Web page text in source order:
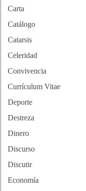
Carta
Catálogo
Catarsis
Celeridad
Convivencia
Currículum Vitae
Deporte
Destreza
Dinero
Discurso
Discutir
Economía